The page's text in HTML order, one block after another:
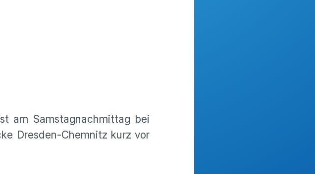
am Samstagnachmittag bei
Dresden-Chemnitz kurz vor